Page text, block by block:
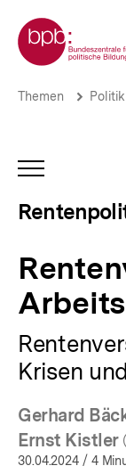
zum
Seiteninhalt
springen
Zur Startseite der bpb
Rentenpolitik
Themen Politik
Krisen
Gerhard
Ernst Kistler
30.04.2024 / 4